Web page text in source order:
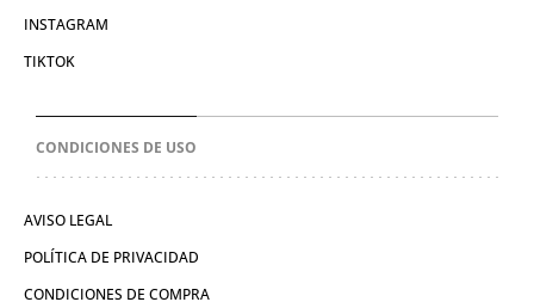
INSTAGRAM
TIKTOK
CONDICIONES DE USO
AVISO LEGAL
POLÍTICA DE PRIVACIDAD
CONDICIONES DE COMPRA